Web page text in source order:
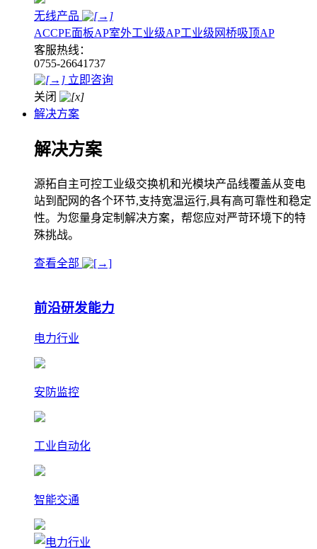
无线产品
ACCPE面板AP室外工业级AP工业级网桥吸顶AP
客服热线：
0755-26641737
立即咨询
关闭
解决方案
解决方案
源拓自主可控工业级交换机和光模块产品线覆盖从变电
站到配网的各个环节,支持宽温运行,具有高可靠性和稳定
性。为您量身定制解决方案，帮您应对严苛环境下的特
殊挑战。
查看全部
前沿研发能力
电力行业
安防监控
工业自动化
智能交通